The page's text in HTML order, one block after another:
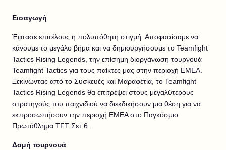
Εισαγωγή
Έφτασε επιτέλους η πολυπόθητη στιγμή. Αποφασίσαμε να
κάνουμε το μεγάλο βήμα και να δημιουργήσουμε το Teamfight
Tactics Rising Legends, την επίσημη διοργάνωση τουρνουά
Teamfight Tactics για τους παίκτες μας στην περιοχή EMEA.
Ξεκινώντας από το Συσκευές και Μαραφέτια, το Teamfight
Tactics Rising Legends θα επιτρέψει στους μεγαλύτερους
στρατηγούς του παιχνιδιού να διεκδικήσουν μια θέση για να
εκπροσωπήσουν την περιοχή EMEA στο Παγκόσμιο
Πρωτάθλημα TFT Σετ 6.
Δομή τουρνουά